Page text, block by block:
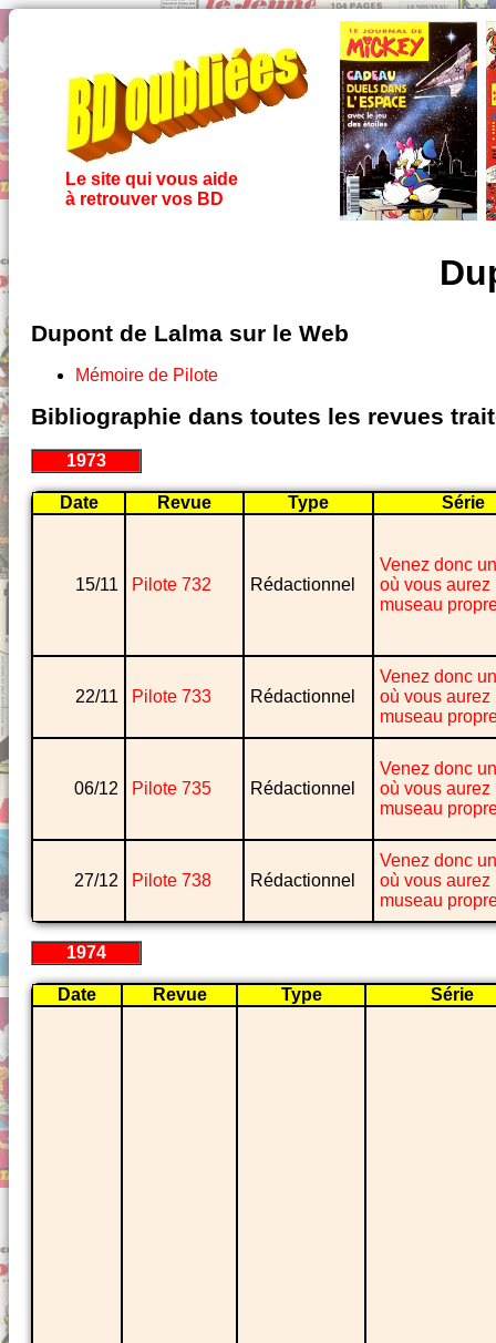
Le site qui vous aide
à retrouver vos BD
Dupont de Lalma sur le Web
Mémoire de Pilote
Bibliographie dans toutes les revues
1973
Date Revue Type Série
15/11 Pilote 732 Rédactionnel
Venez donc
où vous aurez
museau
22/11 Pilote 733 Rédactionnel
Venez donc
où vous aurez
museau
06/12 Pilote 735 Rédactionnel
Venez donc
où vous aurez
museau
27/12 Pilote 738 Rédactionnel
Venez donc
où vous aurez
museau
1974
Date Revue Type Série